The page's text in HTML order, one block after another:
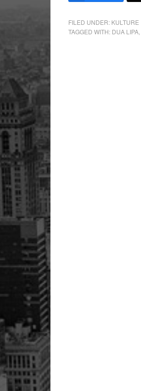
FILED UNDER: KULTURE
TAGGED WITH: DUA LIPA